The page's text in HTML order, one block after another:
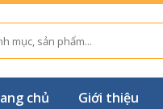
chủ Giới thiệu